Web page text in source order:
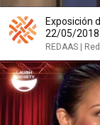
Exposición
22/05/2018
REDAAS |